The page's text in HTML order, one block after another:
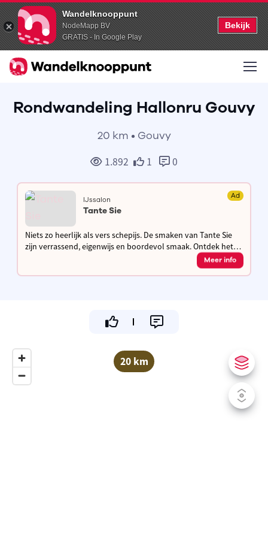
Wandelknooppunt
NodeMapp BV
GRATIS - In Google Play
Bekijk
Rondwandeling Hallonru Gouvy
20 km • Gouvy
1.892 1 0
IJssalon Ad
Tante Sie
Niets zo heerlijk als vers schepijs. De smaken van Tante Sie
zijn verrassend, eigenwijs en boordevol smaak. Ontdek het
dagvers ijs in ons American diner style salon met grote tuin
Meer info
20 km